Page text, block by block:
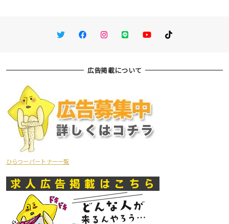
TwitterFacebookInstagram
LINE You TubeTikTok
広告掲載について
ひらつーパートナー一覧